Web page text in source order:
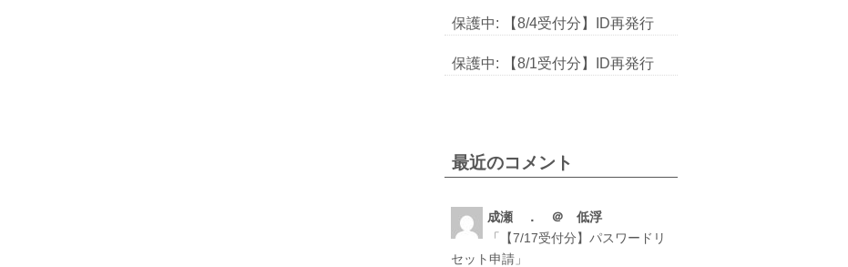
保護中: 【8/4受付分】ID再発行
保護中: 【8/1受付分】ID再発行
最近のコメント
成瀬 ． ＠ 低浮
「
【7/17受付分】パスワードリ
セット申請 」